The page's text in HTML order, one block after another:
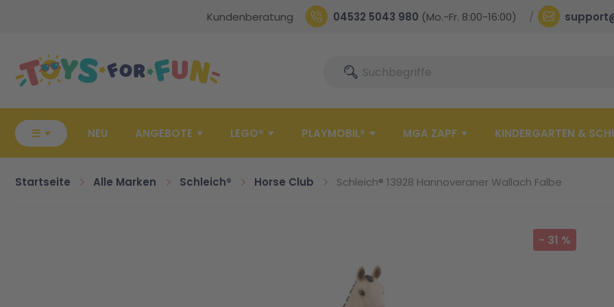
Kundenberatung 04532 5043 980 (Mo.-Fr. 8:00-16:00)
SucheSuche
☰ NEU ANGEBOTE LEGO® PLAYMOBIL® MGA ZAPF KINDERGARTEN &
Startseite Alle Marken Schleich® Horse Club Schleich® 13928 Hannoveraner Wallach Falbe
- 31 %